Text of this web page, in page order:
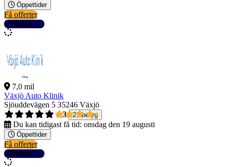
Öppettider
Få offerter
Detaljer
7,0 mil
Växjö Auto Klinik
Sjöuddevägen 5 35246 Växjö
4,3
21 betyg
Du kan tidigast få tid: onsdag den 19 augusti
Öppettider
Få offerter
Detaljer